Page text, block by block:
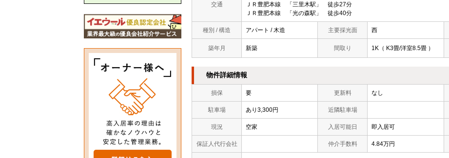
交通
ＪＲ豊肥本線 「三里木駅」 徒歩27分
ＪＲ豊肥本線 「光の森駅」 徒歩40分
種別 / 構造 アパート / 木造 主要採光面 西
築年月 新築 間取り 1K（ K3畳/洋室8.5畳 ）
物件詳細情報
損保 要 更新料 なし
駐車場 あり3,300円 近隣駐車場
現況 空家 入居可能日 即入居可
保証人代行会社 仲介手数料 4.84万円